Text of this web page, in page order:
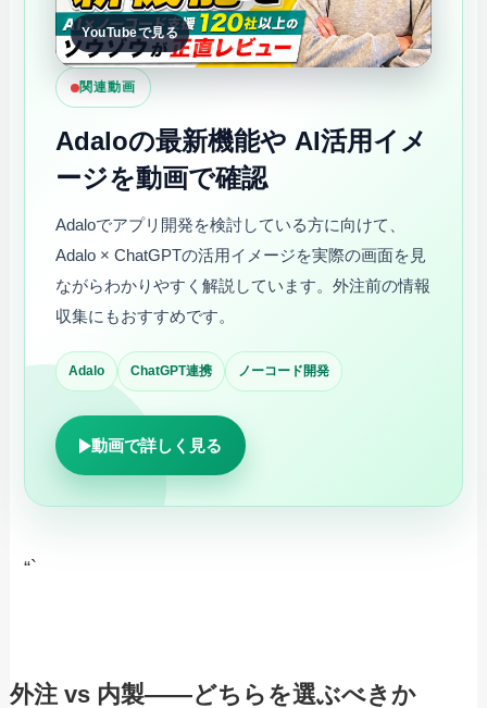
YouTubeで見る
関連動画
Adaloの最新機能や AI活用イメ
ージを動画で確認
Adaloでアプリ開発を検討している方に向けて、
Adalo × ChatGPTの活用イメージを実際の画面を見
ながらわかりやすく解説しています。外注前の情報
収集にもおすすめです。
Adalo ChatGPT連携 ノーコード開発
動画で詳しく見る
“`
外注 vs 内製——どちらを選ぶべきか